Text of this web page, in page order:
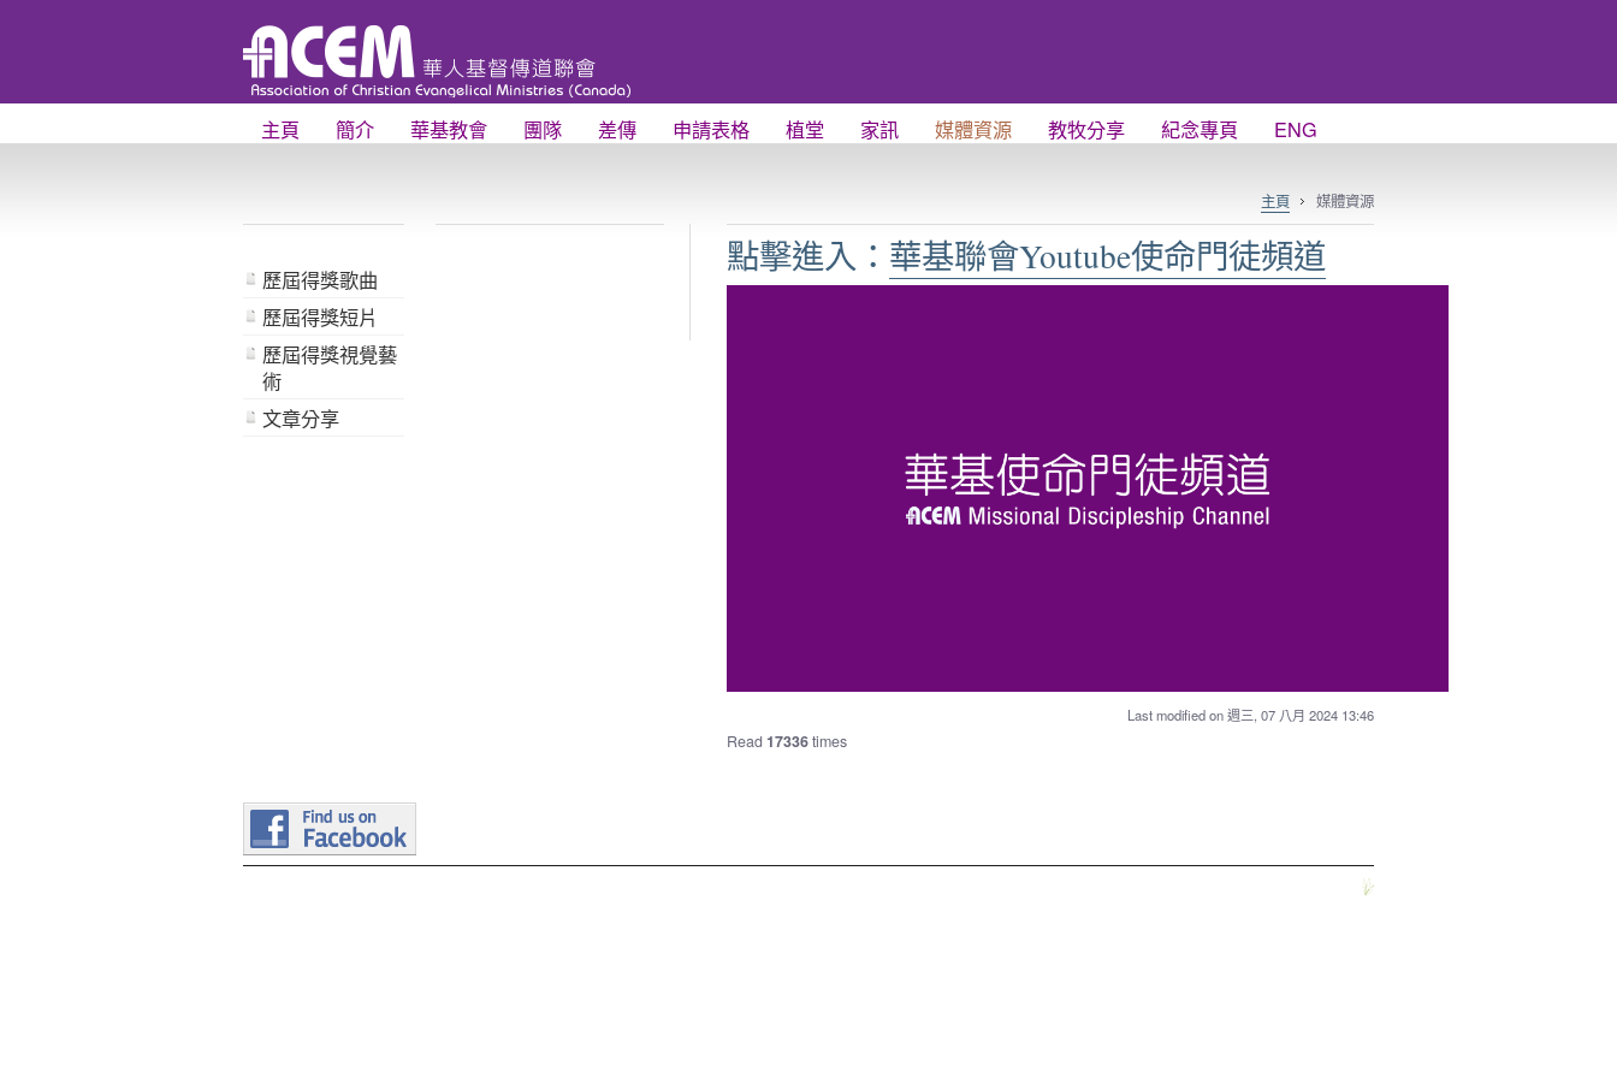
主頁 簡介 華基教會 團隊 差傳 申請表格 植堂 家訊 媒體資源 教牧分享 紀念專頁 ENG
主頁 媒體資源
歷屆得獎歌曲
歷屆得獎短片
歷屆得獎視覺藝
術
文章分享
點擊進入： 華基聯會Youtube使命門徒頻道
Last modified on 週三, 07 八月 2024 13:46
Read17336times